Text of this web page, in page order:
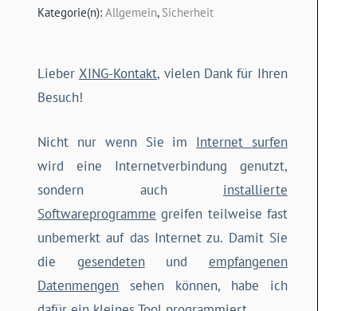
Kategorie(n):Allgemein, Sicherheit
Lieber XING-Kontakt, vielen Dank für Ihren
Besuch!
Nicht nur wenn Sie im Internet surfen
wird eine Internetverbindung genutzt,
sondern auch installierte
Softwareprogramme greifen teilweise fast
unbemerkt auf das Internet zu. Damit Sie
die gesendetenund empfangenen
Datenmengen sehen können, habe ich